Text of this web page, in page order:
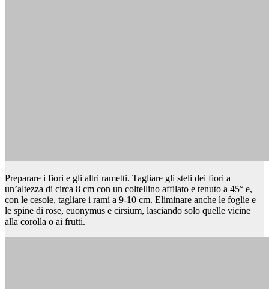
Preparare i fiori e gli altri rametti. Tagliare gli steli dei fiori a
un’altezza di circa 8 cm con un coltellino affilato e tenuto a 45° e,
con le cesoie, tagliare i rami a 9-10 cm. Eliminare anche le foglie e
le spine di rose, euonymus e cirsium, lasciando solo quelle vicine
alla corolla o ai frutti.